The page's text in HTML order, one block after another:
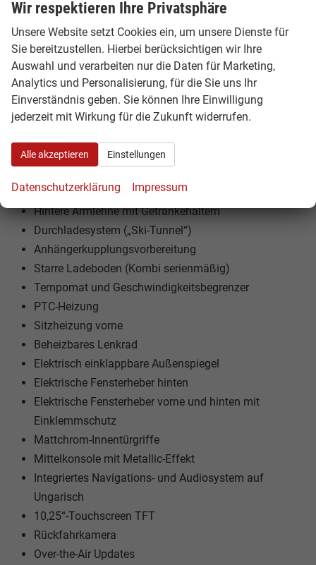
Bluetooth-Freisprecheinrichtung
LED-Innenbeleuchtung
Zwei-Zonen-Klimaautomatik mit automatischem
Entfeuchter
Beleuchteter Schminkspiegel
Regensensor-Wischer
Klappbarer Schlüssel mit Fernbedienung
Kabelloses Ladegerät (Qi)
Hintere Armlehne mit Getränkehaltern
Durchladesystem („Ski-Tunnel“)
Anhängerkupplungsvorbereitung
Starre Ladeboden (Kombi serienmäßig)
Tempomat und Geschwindigkeitsbegrenzer
PTC-Heizung
Sitzheizung vorne
Beheizbares Lenkrad
Elektrisch einklappbare Außenspiegel
Elektrische Fensterheber hinten
Elektrische Fensterheber vorne und hinten mit
Einklemmschutz
Mattchrom-Innentürgriffe
Mittelkonsole mit Metallic-Effekt
Integriertes Navigations- und Audiosystem auf
Ungarisch
10,25“-Touchscreen TFT
Rückfahrkamera
Over-the-Air Updates
Wir respektieren Ihre Privatsphäre
Unsere Website setzt Cookies ein, um unsere Dienste für
Sie bereitzustellen. Hierbei berücksichtigen wir Ihre
Auswahl und verarbeiten nur die Daten für Marketing,
Analytics und Personalisierung, für die Sie uns Ihr
Einverständnis geben. Sie können Ihre Einwilligung
jederzeit mit Wirkung für die Zukunft widerrufen.
Alle akzeptieren Einstellungen
Datenschutzerklärung Impressum